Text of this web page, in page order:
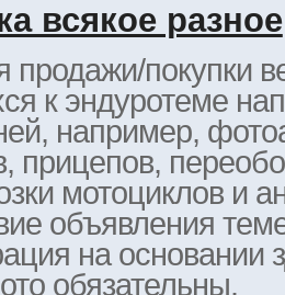
всякое разное
продажи/покупки
к эндуротеме
например,
прицепов,
мотоциклов и
объявления
на основании
обязательны.